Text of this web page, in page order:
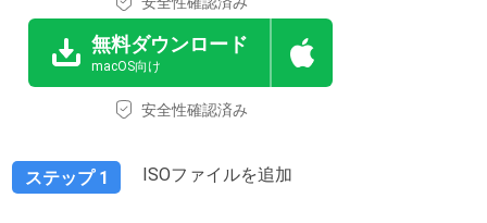
無料ダウンロード
macOS向け
安全性確認済み
ステップ 1 ISOファイルを追加